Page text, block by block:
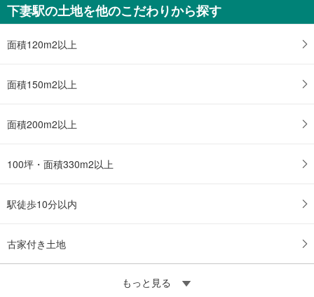
下妻駅の土地を他のこだわりから探す
面積120m2以上
面積150m2以上
面積200m2以上
100坪・面積330m2以上
駅徒歩10分以内
古家付き土地
もっと見る